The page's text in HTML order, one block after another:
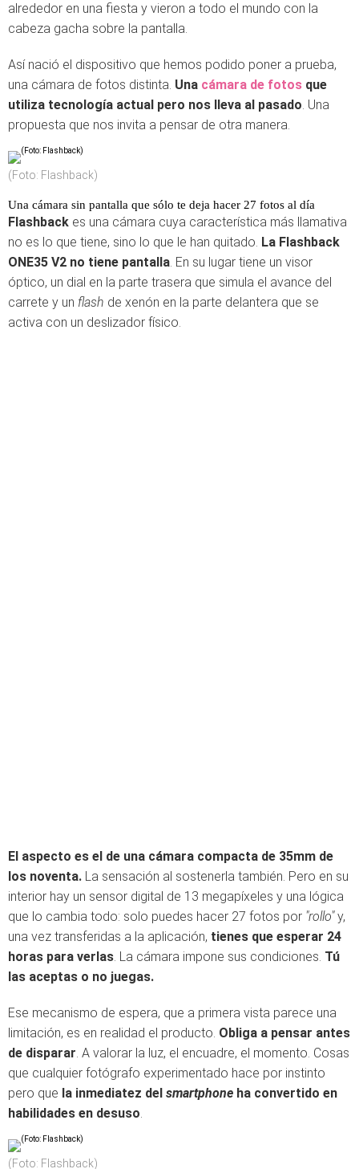
alrededor en una fiesta y vieron a todo el mundo con la
cabeza gacha sobre la pantalla.
Así nació el dispositivo que hemos podido poner a prueba,
una cámara de fotos distinta. Una cámara de fotos que
utiliza tecnología actual pero nos lleva al pasado. Una
propuesta que nos invita a pensar de otra manera.
(Foto: Flashback)
Una cámara sin pantalla que sólo te deja hacer 27 fotos al día
Flashback es una cámara cuya característica más llamativa
no es lo que tiene, sino lo que le han quitado. La Flashback
ONE35 V2 no tiene pantalla. En su lugar tiene un visor
óptico, un dial en la parte trasera que simula el avance del
carrete y un flash de xenón en la parte delantera que se
activa con un deslizador físico.
El aspecto es el de una cámara compacta de 35mm de
los noventa. La sensación al sostenerla también. Pero en su
interior hay un sensor digital de 13 megapíxeles y una lógica
que lo cambia todo: solo puedes hacer 27 fotos por "rollo"y,
una vez transferidas a la aplicación, tienes que esperar 24
horas para verlas. La cámara impone sus condiciones. Tú
las aceptas o no juegas.
Ese mecanismo de espera, que a primera vista parece una
limitación, es en realidad el producto. Obliga a pensar antes
de disparar. A valorar la luz, el encuadre, el momento. Cosas
que cualquier fotógrafo experimentado hace por instinto
pero que la inmediatez del smartphone ha convertido en
habilidades en desuso.
(Foto: Flashback)